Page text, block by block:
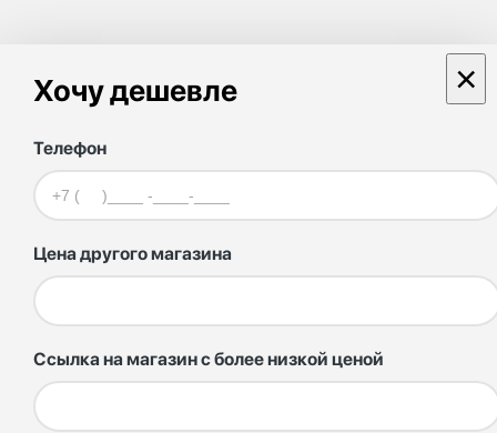
Хочу дешевле ×
Телефон
Цена другого магазина
Ссылка на магазин с более низкой ценой